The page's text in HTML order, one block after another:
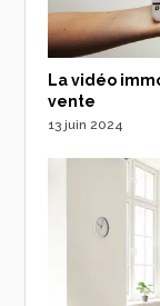
La vidéo
vente
13 juin 2024